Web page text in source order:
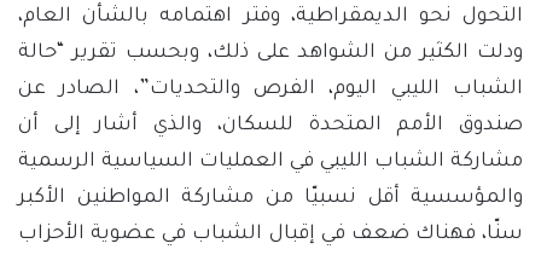
التحول نحو الديمقراطية، وفتر اهتمامه بالشأن العام،
ودلت الكثير من الشواهد على ذلك، وبحسب تقرير “حالة
الشباب الليبي اليوم، الفرص والتحديات”، الصادر عن
صندوق الأمم المتحدة للسكان، والذي أشار إلى أن
مشاركة الشباب الليبي في العمليات السياسية الرسمية
والمؤسسية أقل نسبيّا من مشاركة المواطنين الأكبر
سنّا، فهناك ضعف في إقبال الشباب في عضوية الأحزاب